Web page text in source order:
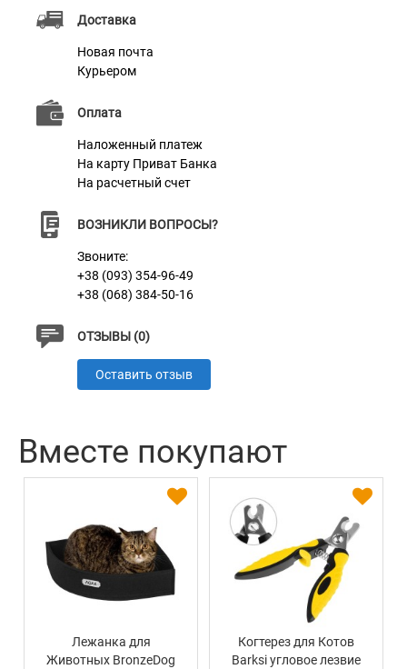
Доставка
Новая почта
Курьером
Оплата
Наложенный платеж
На карту Приват Банка
На расчетный счет
ВОЗНИКЛИ ВОПРОСЫ?
Звоните:
+38 (093) 354-96-49
+38 (068) 384-50-16
ОТЗЫВЫ (0)
Оставить отзыв
выглядят в точности как на фотографиях.
Характеристики
Пряжка Литая Латунь
Вместе покупают
Лежанка для
Животных BronzeDog
Когтерез для Котов
Barksi угловое лезвие